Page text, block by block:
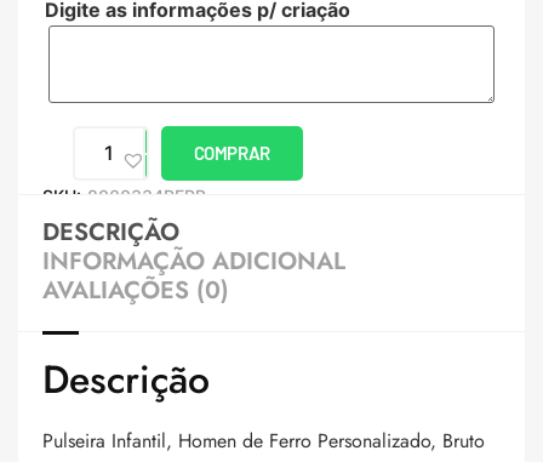
Digite as informações p/ criação
COMPRAR
SKU: 8000334PERB
DESCRIÇÃO
INFORMAÇÃO ADICIONAL
AVALIAÇÕES (0)
Descrição
Pulseira Infantil, Homen de Ferro Personalizado, Bruto